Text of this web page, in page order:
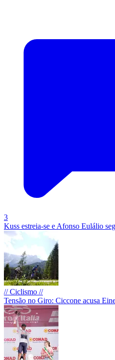
3
Kuss estreia-se e Afonso Eulálio
// Ciclismo //
Tensão no Giro: Ciccone acusa